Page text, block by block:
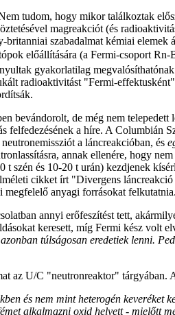
tudom, hogy mikor találkoztak
magreakciót (és
szabadalmat kémiai
előállítására (a Fermi-csoport
gyakorlatilag
radioaktivitást "Fermi-
bevándorolt, de még nem
a híre. A Columbián
a láncreakcióban, és
annak ellenére, hogy
szén és 10-20 t urán) kezdjenek
cikket írt "Divergens
megfelelő anyagi forrásokat felkutatnia.
annyi erőfeszítést tett,
keresett, míg Fermi kész volt
túlságosan eredetiek lenni.
az U/C "neutronreaktor" tárgyában.
és nem mint heterogén keveréket
alkalmazni oxid helyett - mielőtt